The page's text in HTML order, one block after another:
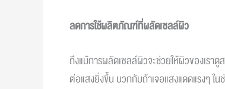
ลดการใช้ผลิตภัณฑ์ที่ผลัดเซลล์ผิว
ถึงแม้การผลัดเซลล์ผิวจะช่วยให้ผิวของเรา
ต่อแสงยิ่งขึ้น บวกกับถ้าเจอแสงแดดแรงๆ ใน